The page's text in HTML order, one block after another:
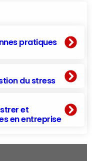
pratiques
du stress
et
en entreprise